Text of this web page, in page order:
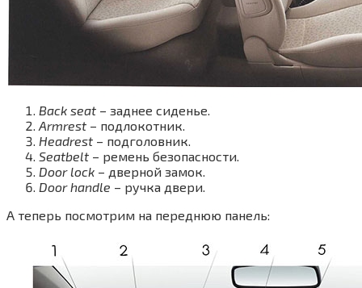
Back seat – заднее сиденье.
Armrest – подлокотник.
Headrest – подголовник.
Seatbelt – ремень безопасности.
Door lock – дверной замок.
Door handle – ручка двери.
А теперь посмотрим на переднюю панель: